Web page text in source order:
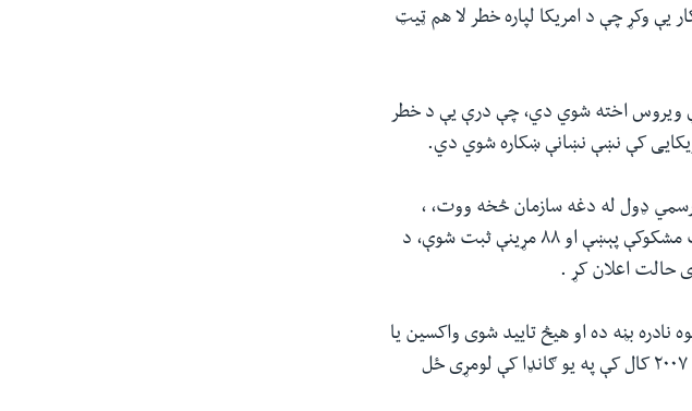
یې وکړ چې د امریکا لپاره خطر لا هم ټیټ
دې ویروس اخته شوي دي، چې درې یې د خطر
کې نښې نښانې ښکاره شوي دي.
رسمي ډول له دغه سازمان څخه ووت، ،
وروسته له دې چې په کانګو او یوګانډا کې له ۳۰۰ څخه زیات مشکوکې پېښې او ۸۸ مړینې ثبت شوې، د
حالت اعلان کړ .
نادره بڼه ده او هیڅ تایید شوی واکسین یا
درملنه نه لری. له هغه وخت راهیسې چې دا ډول ناروغي په ۲۰۰۷ کال کې په یو ګانډا کې لومړی ځل